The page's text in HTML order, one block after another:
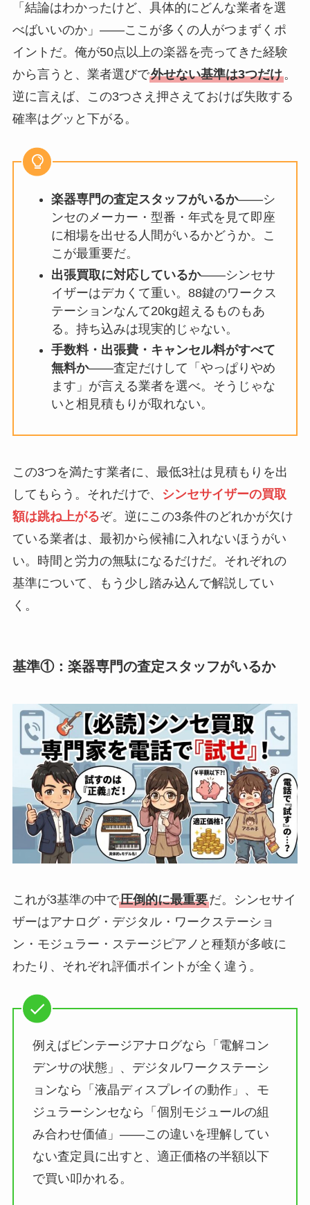
「結論はわかったけど、具体的にどんな業者を選
べばいいのか」――ここが多くの人がつまずくポ
イントだ。俺が50点以上の楽器を売ってきた経験
から言うと、業者選びで外せない基準は3つだけ。
逆に言えば、この3つさえ押さえておけば失敗する
確率はグッと下がる。
楽器専門の査定スタッフがいるか――シ
ンセのメーカー・型番・年式を見て即座
に相場を出せる人間がいるかどうか。こ
こが最重要だ。
出張買取に対応しているか――シンセサ
イザーはデカくて重い。88鍵のワークス
テーションなんて20kg超えるものもあ
る。持ち込みは現実的じゃない。
手数料・出張費・キャンセル料がすべて
無料か――査定だけして「やっぱりやめ
ます」が言える業者を選べ。そうじゃな
いと相見積もりが取れない。
この3つを満たす業者に、最低3社は見積もりを出
してもらう。それだけで、
シンセサイザーの買取
額は跳ね上がるぞ。逆にこの3条件のどれかが欠け
ている業者は、最初から候補に入れないほうがい
い。時間と労力の無駄になるだけだ。それぞれの
基準について、もう少し踏み込んで解説してい
く。
基準①：楽器専門の査定スタッフがいるか
これが3基準の中で圧倒的に最重要だ。シンセサイ
ザーはアナログ・デジタル・ワークステーショ
ン・モジュラー・ステージピアノと種類が多岐に
わたり、それぞれ評価ポイントが全く違う。
例えばビンテージアナログなら「電解コン
デンサの状態」、デジタルワークステーシ
ョンなら「液晶ディスプレイの動作」、モ
ジュラーシンセなら「個別モジュールの組
み合わせ価値」――この違いを理解してい
ない査定員に出すと、適正価格の半額以下
で買い叩かれる。